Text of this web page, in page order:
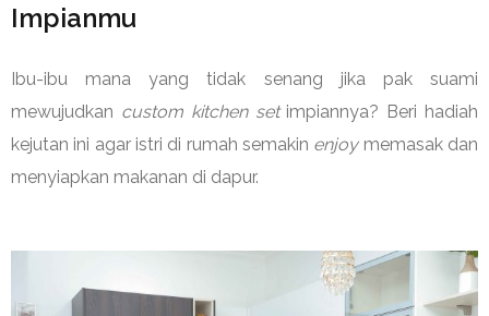
Impianmu
Ibu-ibu mana yang tidak senang jika pak suami
mewujudkan custom kitchen setimpiannya? Beri hadiah
kejutan ini agar istri di rumah semakin enjoymemasak dan
menyiapkan makanan di dapur.